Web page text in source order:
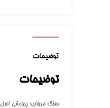
توضیحات
توضیحات
سنگ مروارید پرورشی اصل